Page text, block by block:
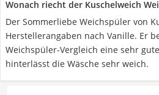
Wonach riecht der Kuschelweich
Der Sommerliebe Weichspüler von
Herstellerangaben nach Vanille. Er
Weichspüler-Vergleich eine sehr
hinterlässt die Wäsche sehr weich.